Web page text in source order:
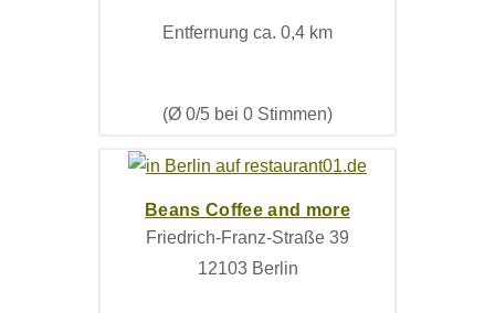
Entfernung ca. 0,4 km
(Ø 0/5 bei 0 Stimmen)
Beans Coffee and more
Friedrich-Franz-Straße 39
12103 Berlin